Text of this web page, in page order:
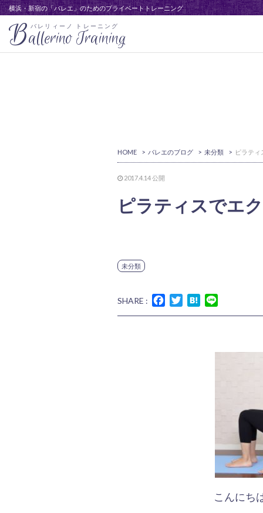
横浜・新宿の「バレエ」のためのプライベートトレーニング
バレリィーノ トレーニング
Ballerino Training
HOME > バレエのブログ > 未分類 >
2017.4.14公開
ピラティスでエ
未分類
SHARE : FacebookTwitterHatena
こんにち